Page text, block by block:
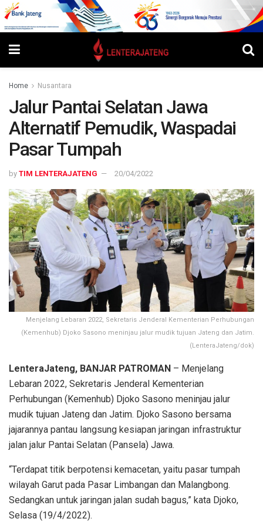
Home Nusantara
Jalur Pantai Selatan Jawa
Alternatif Pemudik, Waspadai
Pasar Tumpah
by TIM LENTERAJATENG 20/04/2022
Menjelang Lebaran 2022, Sekretaris Jenderal Kementerian Perhubungan
(Kemenhub) Djoko Sasono meninjau jalur mudik tujuan Jateng dan Jatim.
(LenteraJateng/dok)
LenteraJateng, BANJAR PATROMAN – Menjelang
Lebaran 2022, Sekretaris Jenderal Kementerian
Perhubungan (Kemenhub) Djoko Sasono meninjau jalur
mudik tujuan Jateng dan Jatim. Djoko Sasono bersama
jajarannya pantau langsung kesiapan jaringan infrastruktur
jalan jalur Pantai Selatan (Pansela) Jawa.
“Terdapat titik berpotensi kemacetan, yaitu pasar tumpah
wilayah Garut pada Pasar Limbangan dan Malangbong.
Sedangkan untuk jaringan jalan sudah bagus,” kata Djoko,
Selasa (19/4/2022).